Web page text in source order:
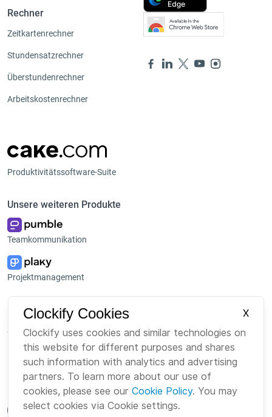
Rechner
Zeitkartenrechner
Stundensatzrechner
Überstundenrechner
Arbeitskostenrechner
Produktivitätssoftware-Suite
Unsere weiteren Produkte
Teamkommunikation
Projektmanagement
Plattform
Suite
Bundle
Marketplace
Über uns
Karriere
Brand
Clockify Cookies
X
Clockify uses cookies and similar technologies on
this website for different purposes and shares
such information with analytics and advertising
partners. To learn more about our use of
cookies, please see our Cookie Policy. You may
select cookies via Cookie settings.